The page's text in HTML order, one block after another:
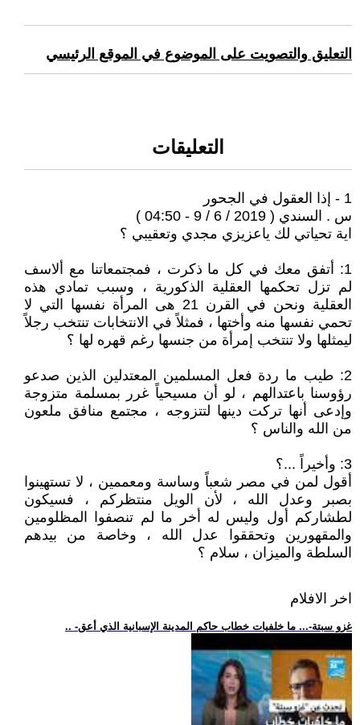
التعليق والتصويت على الموضوع في الموقع الرئيسي
التعليقات
1 - إذا العقول في الجحور
س . السندي ( 2019 / 6 / 9 - 04:50 )
اية تحياتي لك ياعزيزي مجدي وتعقيبي ؟
1: أتفق معك في كل ما ذكرت ، فمجتمعاتنا مع ألاسف
لم تزل تحكمها العقلية الذكورية ، وسبب تمادي هذه
العقلية ونحن في القرن 21 هى المرأة نفسها التي لا
تحمي نفسها منه وأختها ، فمثلاً في الانتخابات تنتخب رجلاً
ليمثلها ولا تنتخب إمرأة من جنسها رغم قهره لها ؟
2: طيب ما ردة فعل المسلمين المعتدلين الذين صدعو
رؤوسنا باعتدالهم ، لو أن مسيحياً غرر بمسلمة متزوجة
وإدعى أنها تركت دينها لتتزوجه ، مجتمع منافق ملعون
من الله والناس ؟
3: وأخيراً ...؟
أقول لمن في مصر شعباً وساسة ومعممين ، لا تستهينوا
بصبر وعدل الله ، لأن الويل منتظركم ، فسيكون
لطشاركم أول وليس له أخر ما لم تنصفوا المظلومين
والمقهورين وتحققوا عدل الله ، وخاصة من بيدهم
السلطة والميزان ، سلام ؟
اخر الافلام
.. -غزو سبتة-... ما خلفيات خطاب حاكم المدينة الإسبانية الذي أعق